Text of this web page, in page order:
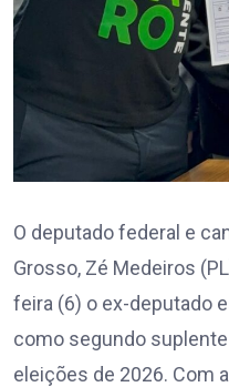
O deputado federal e
Grosso, Zé Medeiros
feira (6) o ex-deputado
como segundo
eleições de 2026. Com